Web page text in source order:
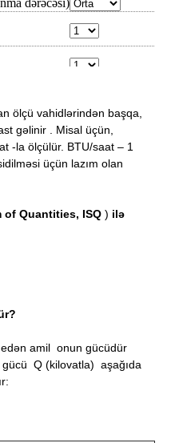
ölçü vahidlərindən başqa,
gəlinir . Misal üçün,
-la ölçülür. BTU/saat – 1
üçün lazım olan
of Quantities, ISQ ) ilə
amil onun gücüdür
gücü Q (kilovatla) aşağıda